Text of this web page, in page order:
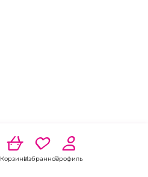
КорзинаИзбранноеПрофиль